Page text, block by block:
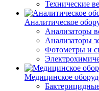
Технические
Аналитическое
Анализаторы
Анализаторы
Фотометры и
Медицинское